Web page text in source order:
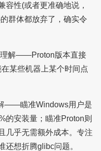
容性(或者更准确地说，
群体都放弃了，确实令
理解——Proton版本直接
某些机器上某个时间点
——瞄准Windows用户是
的安装量；瞄准Proton则
几乎无需额外成本。专注
还想折腾glibc问题。